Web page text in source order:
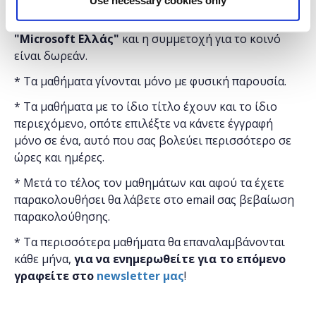
Η εκδήλωση γίνεταιμε την υποστήριξη της
"Microsoft Ελλάς" και η συμμετοχή για το κοινό
είναι δωρεάν.
* Τα μαθήματα γίνονται μόνο με φυσική παρουσία.
* Τα μαθήματα με το ίδιο τίτλο έχουν και το ίδιο
περιεχόμενο, οπότε επιλέξτε να κάνετε έγγραφή
μόνο σε ένα, αυτό που σας βολεύει περισσότερο σε
ώρες και ημέρες.
* Μετά το τέλος τον μαθημάτων και αφού τα έχετε
παρακολουθήσει θα λάβετε στο email σας βεβαίωση
παρακολούθησης.
* Τα περισσότερα μαθήματα θα επαναλαμβάνονται
κάθε μήνα, για να ενημερωθείτε για το επόμενο
γραφείτε στο newsletter μας!